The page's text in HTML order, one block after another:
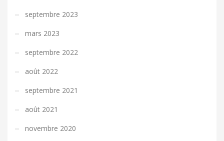
septembre 2023
mars 2023
septembre 2022
août 2022
septembre 2021
août 2021
novembre 2020